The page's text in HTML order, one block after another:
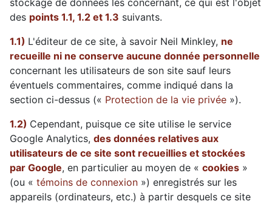
stockage de données les concernant, ce qui est l'objet
des points 1.1, 1.2 et 1.3 suivants.
1.1) L'éditeur de ce site, à savoir Neil Minkley, ne
recueille ni ne conserve aucune donnée personnelle
concernant les utilisateurs de son site sauf leurs
éventuels commentaires, comme indiqué dans la
section ci-dessus (« Protection de la vie privée »).
1.2) Cependant, puisque ce site utilise le service
Google Analytics, des données relatives aux
utilisateurs de ce site sont recueillies et stockées
par Google, en particulier au moyen de « cookies »
(ou « témoins de connexion ») enregistrés sur les
appareils (ordinateurs, etc.) à partir desquels ce site